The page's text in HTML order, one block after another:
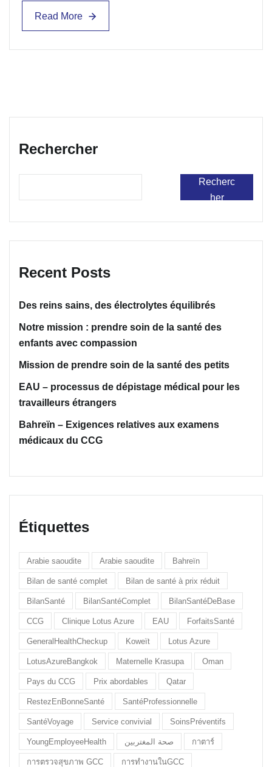
Read More
Read More
Rechercher
Recherc
her
Recent Posts
Des reins sains, des électrolytes équilibrés
Notre mission : prendre soin de la santé des
enfants avec compassion
Mission de prendre soin de la santé des petits
EAU – processus de dépistage médical pour les
travailleurs étrangers
Bahreïn – Exigences relatives aux examens
médicaux du CCG
Étiquettes
Arabie saoudite Arabie saoudite Bahreïn
Bilan de santé complet Bilan de santé à prix réduit
BilanSanté BilanSantéComplet BilanSantéDeBase
CCG Clinique Lotus Azure EAU ForfaitsSanté
GeneralHealthCheckup Koweït Lotus Azure
LotusAzureBangkok Maternelle Krasupa Oman
Pays du CCG Prix abordables Qatar
RestezEnBonneSanté SantéProfessionnelle
SantéVoyage Service convivial SoinsPréventifs
YoungEmployeeHealth صحة المغتربين กาตาร์
การตรวจสุขภาพ GCC การทำงานในGCC